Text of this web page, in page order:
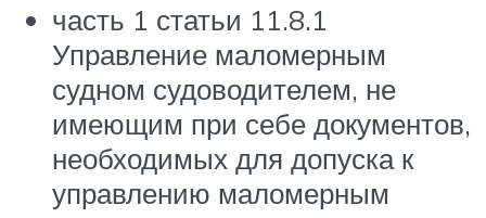
часть 1 статьи 11.8.1
Управление маломерным
судном судоводителем, не
имеющим при себе документов,
необходимых для допуска к
управлению маломерным